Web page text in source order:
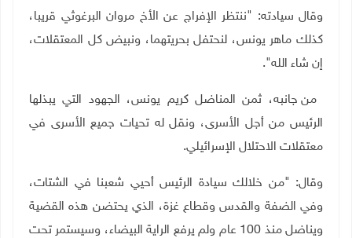
وقال سيادته: "ننتظر الإفراج عن الأخ مروان البرغوثي قريبا،
كذلك ماهر يونس، لنحتفل بحريتهما، ونبيض كل المعتقلات،
إن شاء الله".
من جانبه، ثمن المناضل كريم يونس، الجهود التي يبذلها
الرئيس من أجل الأسرى، ونقل له تحيات جميع الأسرى في
معتقلات الاحتلال الإسرائيلي.
وقال: "من خلالك سيادة الرئيس أحيي شعبنا في الشتات،
وفي الضفة والقدس وقطاع غزة، الذي يحتضن هذه القضية
ويناضل منذ 100 عام ولم يرفع الراية البيضاء، وسيستمر تحت